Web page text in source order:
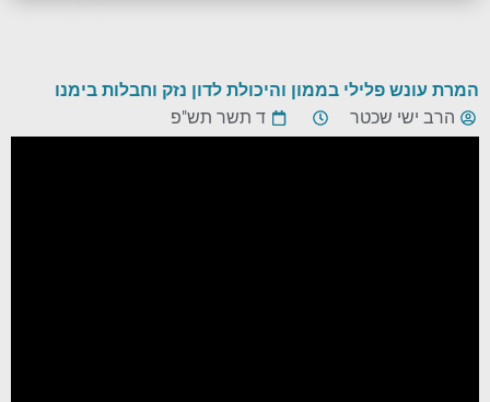
המרת עונש פלילי בממון והיכולת לדון נזק וחבלות בימנו
הרב ישי שכטר
ד תשר תש"פ